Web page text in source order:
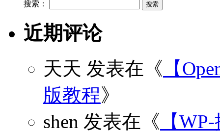
搜索：
近期评论
天天 发表在《 【
版教程》
shen 发表在《 【